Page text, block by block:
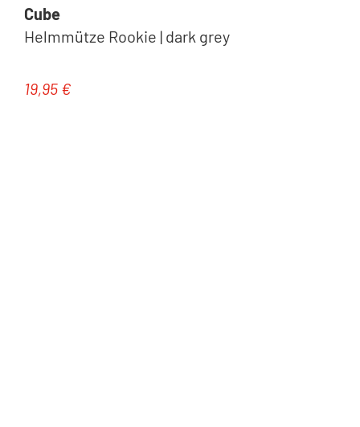
Cube
Helmmütze Rookie | dark grey
Regulärer Preis:
19,95 €